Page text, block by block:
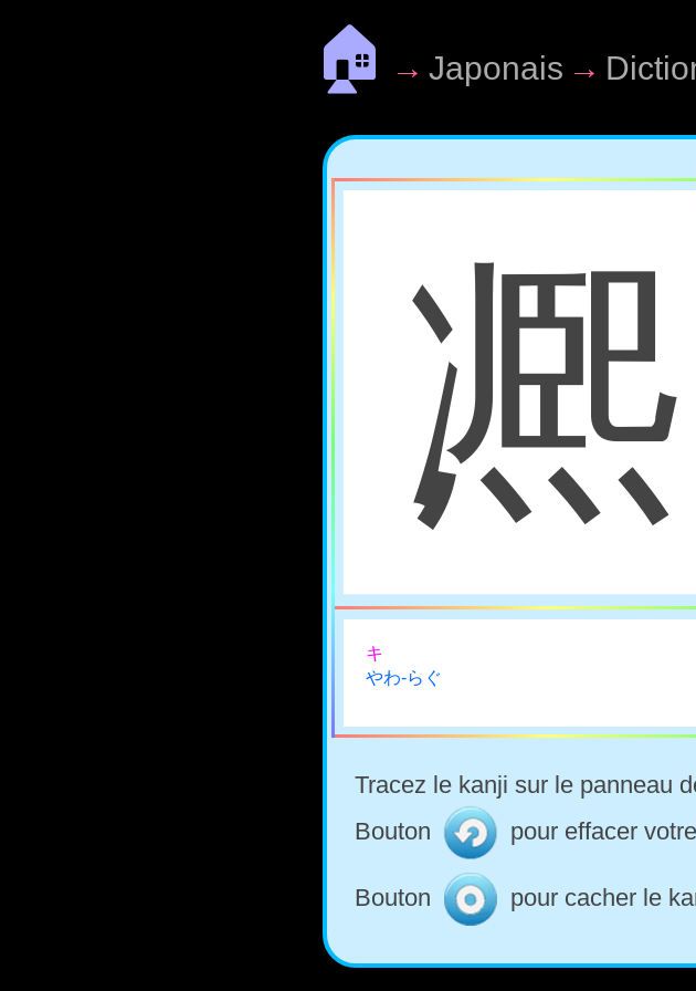
🏠 → Japonais →
キ
やわ-らぐ
Tracez le kanji sur le panneau
Bouton
pour effacer
Bouton pour cacher le